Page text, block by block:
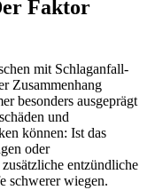
Faktor
mit Schlaganfall-
Zusammenhang
besonders ausgeprägt
und
können: Ist das
oder
entzündliche
schwerer wiegen.